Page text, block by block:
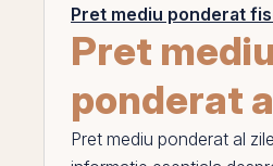
Pret mediu ponderat
Pret mediu
ponderat
Pret mediu ponderat al